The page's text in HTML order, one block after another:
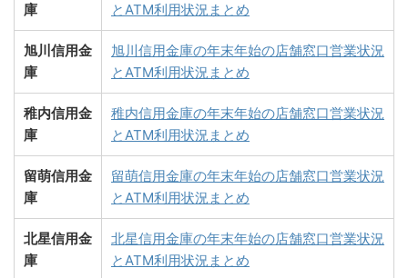
庫
とATM利用状況まとめ
旭川信用金
庫
旭川信用金庫の年末年始の店舗窓口営業状況
とATM利用状況まとめ
稚内信用金
庫
稚内信用金庫の年末年始の店舗窓口営業状況
とATM利用状況まとめ
留萌信用金
庫
留萌信用金庫の年末年始の店舗窓口営業状況
とATM利用状況まとめ
北星信用金
庫
北星信用金庫の年末年始の店舗窓口営業状況
とATM利用状況まとめ